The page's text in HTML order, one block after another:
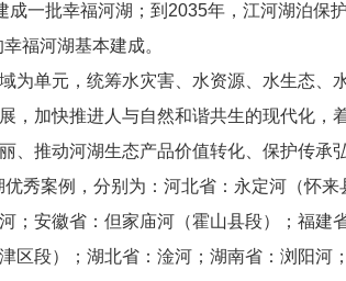
成一批幸福河湖；到2035年，江河湖泊保
福河湖基本建成。
为单元，统筹水灾害、水资源、水生态
，加快推进人与自然和谐共生的现代化
、推动河湖生态产品价值转化、保护传承
秀案例，分别为：河北省：永定河（怀
；安徽省：但家庙河（霍山县段）；福
区段）；湖北省：淦河；湖南省：浏阳河